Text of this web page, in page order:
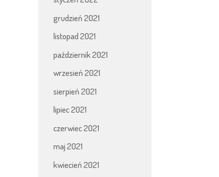
grudzień 2021
listopad 2021
październik 2021
wrzesień 2021
sierpień 2021
lipiec 2021
czerwiec 2021
maj 2021
kwiecień 2021